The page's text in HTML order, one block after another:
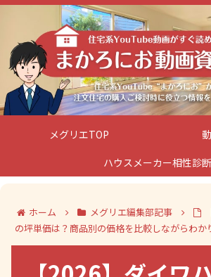
メグリエTOP
ハウスメーカー相性診断
ホーム メグリエ編集部記事
の坪単価は？商品別の価格を比較しながらわか